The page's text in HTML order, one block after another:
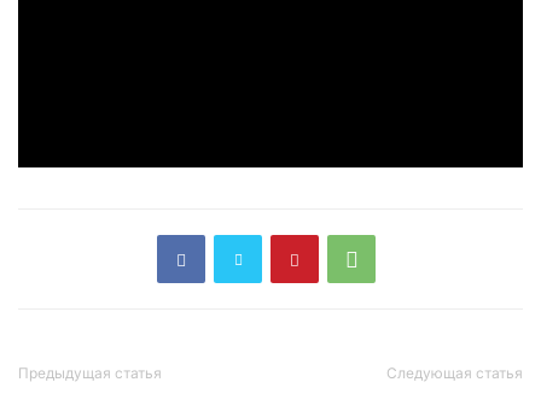
Предыдущая статья Следующая статья